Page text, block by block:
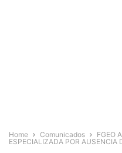
Home Comunicados
FGEO
ESPECIALIZADA POR AUSENCIA